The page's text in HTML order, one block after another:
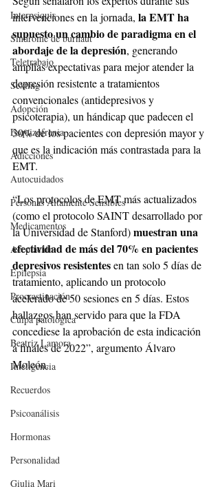
Interpsiquis
Síndrome de burnaut
Teletrabajo
Sexting
Adopción
Esquizofrenia
Adicciones
Autocuidados
Personas Altamente Sensibles
Medicamentos
Aceptación
Epilepsia
Procrastinación
Culpa patológica
Beatriz Lamora
Inteligencia
Recuerdos
Psicoanálisis
Hormonas
Personalidad
Giulia Mari
intervenciones en la jornada, la EMT ha
supuesto un cambio de paradigma en el
abordaje de la depresión, generando
amplias expectativas para mejor atender la
depresión resistente a tratamientos
convencionales (antidepresivos y
psicoterapia), un hándicap que padecen el
30% de los pacientes con depresión mayor y
que es la indicación más contrastada para la
EMT.
“Los protocolos de EMT más actualizados
(como el protocolo SAINT desarrollado por
la Universidad de Stanford) muestran una
efectividad de más del 70% en pacientes
depresivos resistentes en tan solo 5 días de
tratamiento, aplicando un protocolo
acelerado de 50 sesiones en 5 días. Estos
hallazgos han servido para que la FDA
concediese la aprobación de esta indicación
a finales de 2022”, argumento Álvaro
Moleón.